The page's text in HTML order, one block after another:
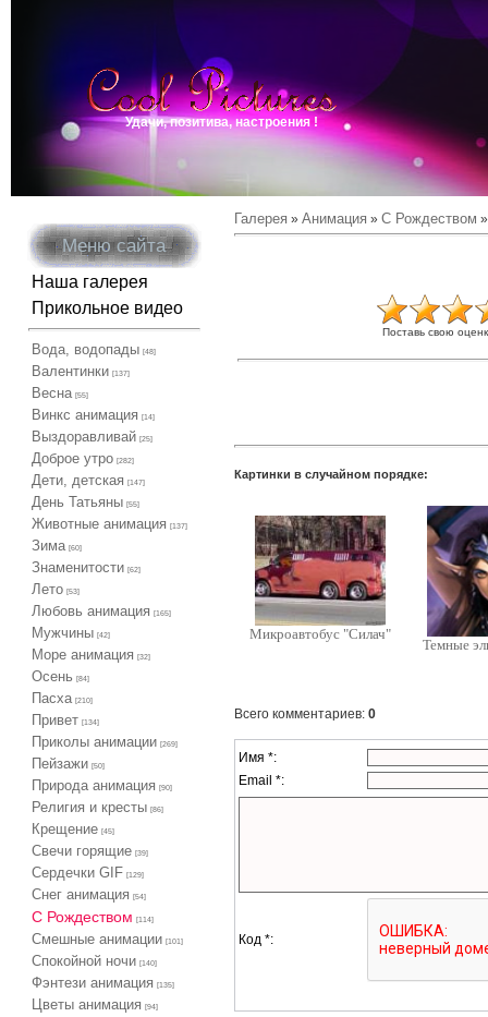
Удачи, позитива, настроения !
Меню сайта
Наша галерея
Прикольное видео
Вода, водопады [48]
Валентинки [137]
Весна [55]
Винкс анимация [14]
Выздоравливай [25]
Доброе утро [282]
Дети, детская [147]
День Татьяны [55]
Животные анимация [137]
Зима [60]
Знаменитости [62]
Лето [53]
Любовь анимация [165]
Мужчины [42]
Море анимация [32]
Осень [84]
Пасха [210]
Привет [134]
Приколы анимации [269]
Пейзажи [50]
Природа анимация [90]
Религия и кресты [86]
Крещение [45]
Свечи горящие [39]
Сердечки GIF [129]
Снег анимация [54]
С Рождеством [114]
Смешные анимации [101]
Спокойной ночи [140]
Фэнтези анимация [135]
Цветы анимация [94]
Галерея » Анимация » С Рождеством
Поставь свою
Картинки в случайном порядке:
Микроавтобус "Силач"
Темные
Всего комментариев: 0
Имя *:
Email *:
Код *: